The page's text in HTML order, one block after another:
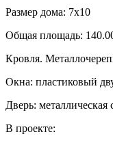
Размер дома: 7х10
Общая площадь:
Кровля.
Окна: пластиковый
Дверь: металлическая
В проекте: